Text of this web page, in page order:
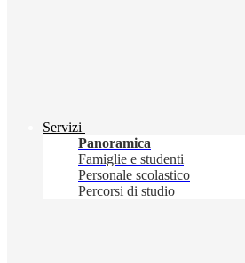
Servizi
Panoramica
Famiglie e studenti
Personale scolastico
Percorsi di studio